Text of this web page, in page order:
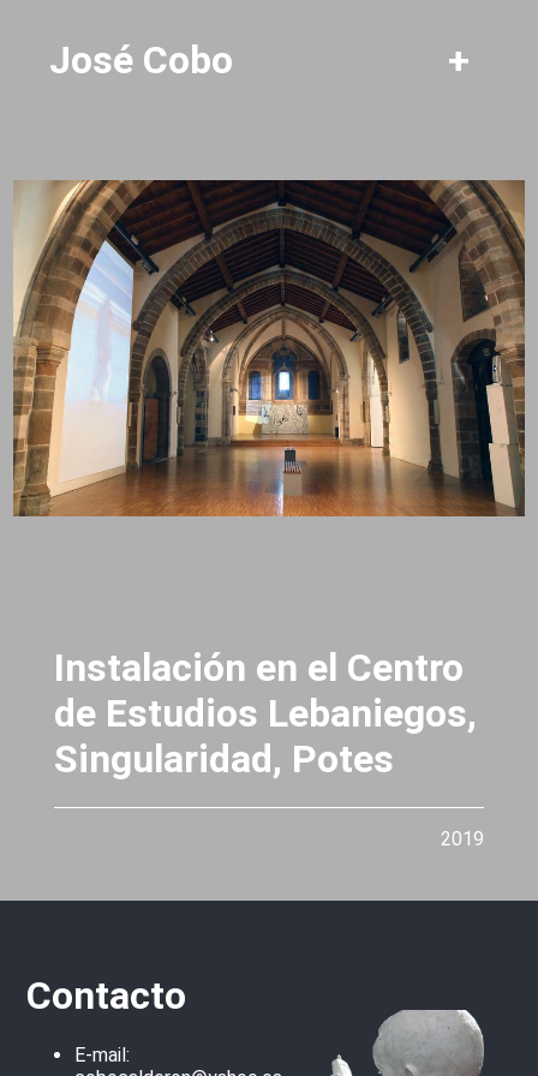
José Cobo +
Instalación en el Centro
de Estudios Lebaniegos,
Singularidad, Potes
2019
Contacto
E-mail: